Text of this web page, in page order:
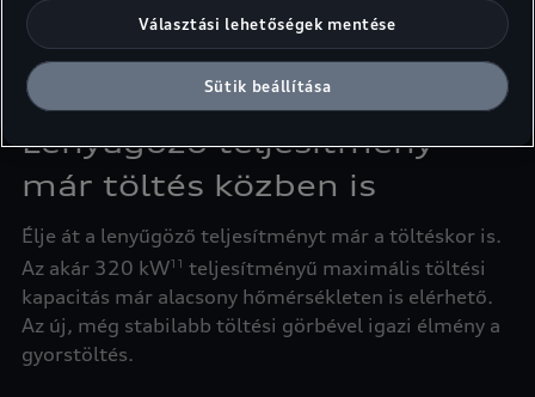
Lenyűgöző teljesítmény
már töltés közben is
Élje át a lenyűgöző teljesítményt már a töltéskor is.
Az akár 320 kW11 teljesítményű maximális töltési
kapacitás már alacsony hőmérsékleten is elérhető.
Az új, még stabilabb töltési görbével igazi élmény a
gyorstöltés.
Választási lehetőségek mentése
Sütik beállítása